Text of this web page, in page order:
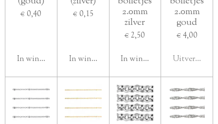
€ 0,40
In winkelwagen
€ 0,15
In winkelwagen
2.0mm
zilver
€ 2,50
In winkelwagen
2.0mm
goud
€ 4,00
Uitverkocht